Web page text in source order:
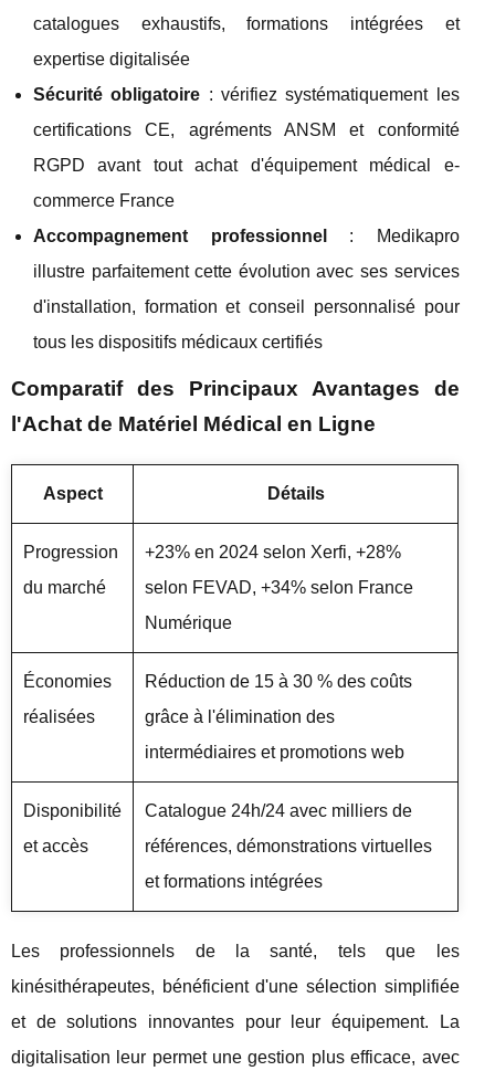
catalogues exhaustifs, formations intégrées et
expertise digitalisée
Sécurité obligatoire : vérifiez systématiquement les
certifications CE, agréments ANSM et conformité
RGPD avant tout achat d'équipement médical e-
commerce France
Accompagnement professionnel
: Medikapro
illustre parfaitement cette évolution avec ses services
d'installation, formation et conseil personnalisé pour
tous les dispositifs médicaux certifiés
Comparatif des Principaux Avantages de
l'Achat de Matériel Médical en Ligne
Aspect Détails
Progression
du marché
+23% en 2024 selon Xerfi, +28%
selon FEVAD, +34% selon France
Numérique
Économies
réalisées
Réduction de 15 à 30 % des coûts
grâce à l'élimination des
intermédiaires et promotions web
Disponibilité
et accès
Catalogue 24h/24 avec milliers de
références, démonstrations virtuelles
et formations intégrées
Les professionnels de la santé, tels que les
kinésithérapeutes, bénéficient d'une sélection simplifiée
et de solutions innovantes pour leur équipement. La
digitalisation leur permet une gestion plus efficace, avec